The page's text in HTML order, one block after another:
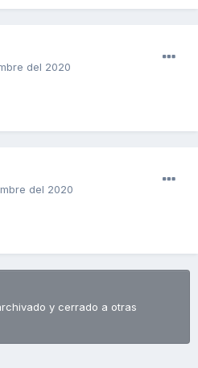
del 2020
del 2020
y cerrado a otras